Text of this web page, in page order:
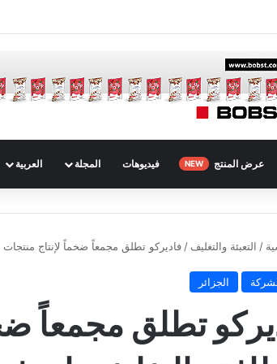
عرض المنتج NEW فيديوهات المجلة العربية
/ التعبئة والتغليف / فاديركو تطلق مجمعاً ضخماً لإنتاج منتجات النظافة
الجزائر
تطلق مجمعاً